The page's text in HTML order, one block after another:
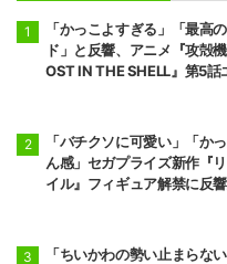
「かっこよすぎる」「最高
ド」と反響、アニメ『攻殻
OST IN THE SHELL』第5話
「バチクソに可愛い」「か
ん感」セガプライズ新作『
イル』フィギュア解禁に反
「ちいかわの勢い止まらな